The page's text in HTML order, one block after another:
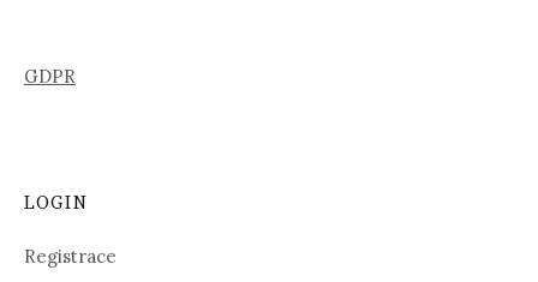
GDPR
LOGIN
Registrace